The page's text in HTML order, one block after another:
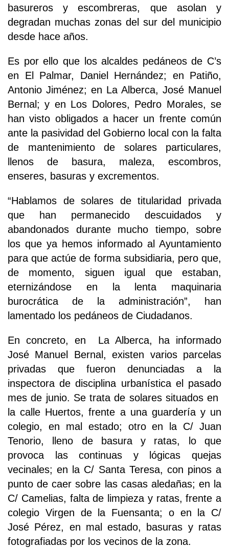
basureros y escombreras, que asolan y
degradan muchas zonas del sur del municipio
desde hace años.
Es por ello que los alcaldes pedáneos de C’s
en El Palmar, Daniel Hernández; en Patiño,
Antonio Jiménez; en La Alberca, José Manuel
Bernal; y en Los Dolores, Pedro Morales, se
han visto obligados a hacer un frente común
ante la pasividad del Gobierno local con la falta
de mantenimiento de solares particulares,
llenos de basura, maleza, escombros,
enseres, basuras y excrementos.
“Hablamos de solares de titularidad privada
que han permanecido descuidados y
abandonados durante mucho tiempo, sobre
los que ya hemos informado al Ayuntamiento
para que actúe de forma subsidiaria, pero que,
de momento, siguen igual que estaban,
eternizándose en la lenta maquinaria
burocrática de la administración”, han
lamentado los pedáneos de Ciudadanos.
En concreto, en La Alberca, ha informado
José Manuel Bernal, existen varios parcelas
privadas que fueron denunciadas a la
inspectora de disciplina urbanística el pasado
mes de junio. Se trata de solares situados en
la calle Huertos, frente a una guardería y un
colegio, en mal estado; otro en la C/ Juan
Tenorio, lleno de basura y ratas, lo que
provoca las continuas y lógicas quejas
vecinales; en la C/ Santa Teresa, con pinos a
punto de caer sobre las casas aledañas; en la
C/ Camelias, falta de limpieza y ratas, frente a
colegio Virgen de la Fuensanta; o en la C/
José Pérez, en mal estado, basuras y ratas
fotografiadas por los vecinos de la zona.